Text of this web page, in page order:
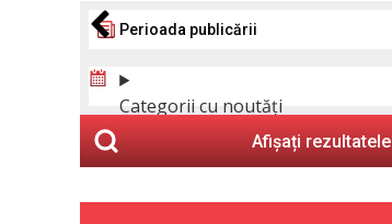
Perioada publicării
Categorii cu noutăți
Afișați rezultatele